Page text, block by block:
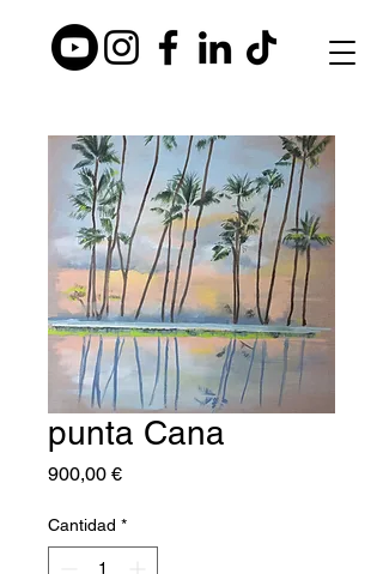
punta Cana
900,00 €Precio
Cantidad *